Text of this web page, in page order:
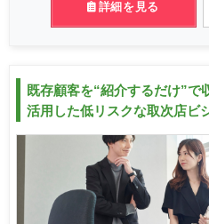
詳細を見る
既存顧客を“紹介するだけ”で
活用した低リスクな取次店ビ